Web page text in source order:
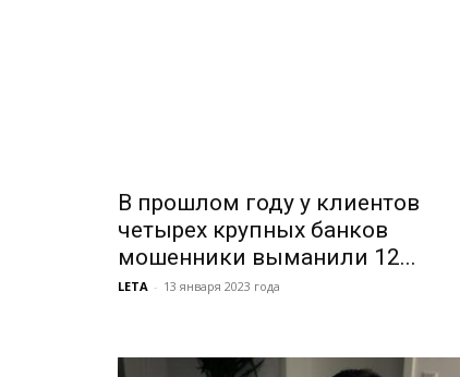
В прошлом году у клиентов
четырех крупных банков
мошенники выманили 12...
LETA - 13 января 2023 года